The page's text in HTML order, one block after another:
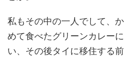
私もその中の一人でして、
めて食べたグリーンカレー
い、その後タイに移住する